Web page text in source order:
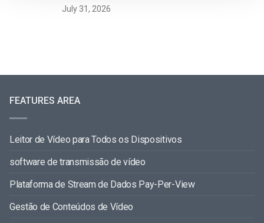
July 31, 2026
FEATURES AREA
Leitor de Vídeo para Todos os Dispositivos
software de transmissão de vídeo
Plataforma de Stream de Dados Pay-Per-View
Gestão de Conteúdos de Vídeo